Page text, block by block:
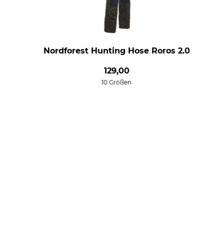
Nordforest Hunting Hose Roros 2.0
129,00
10 Größen